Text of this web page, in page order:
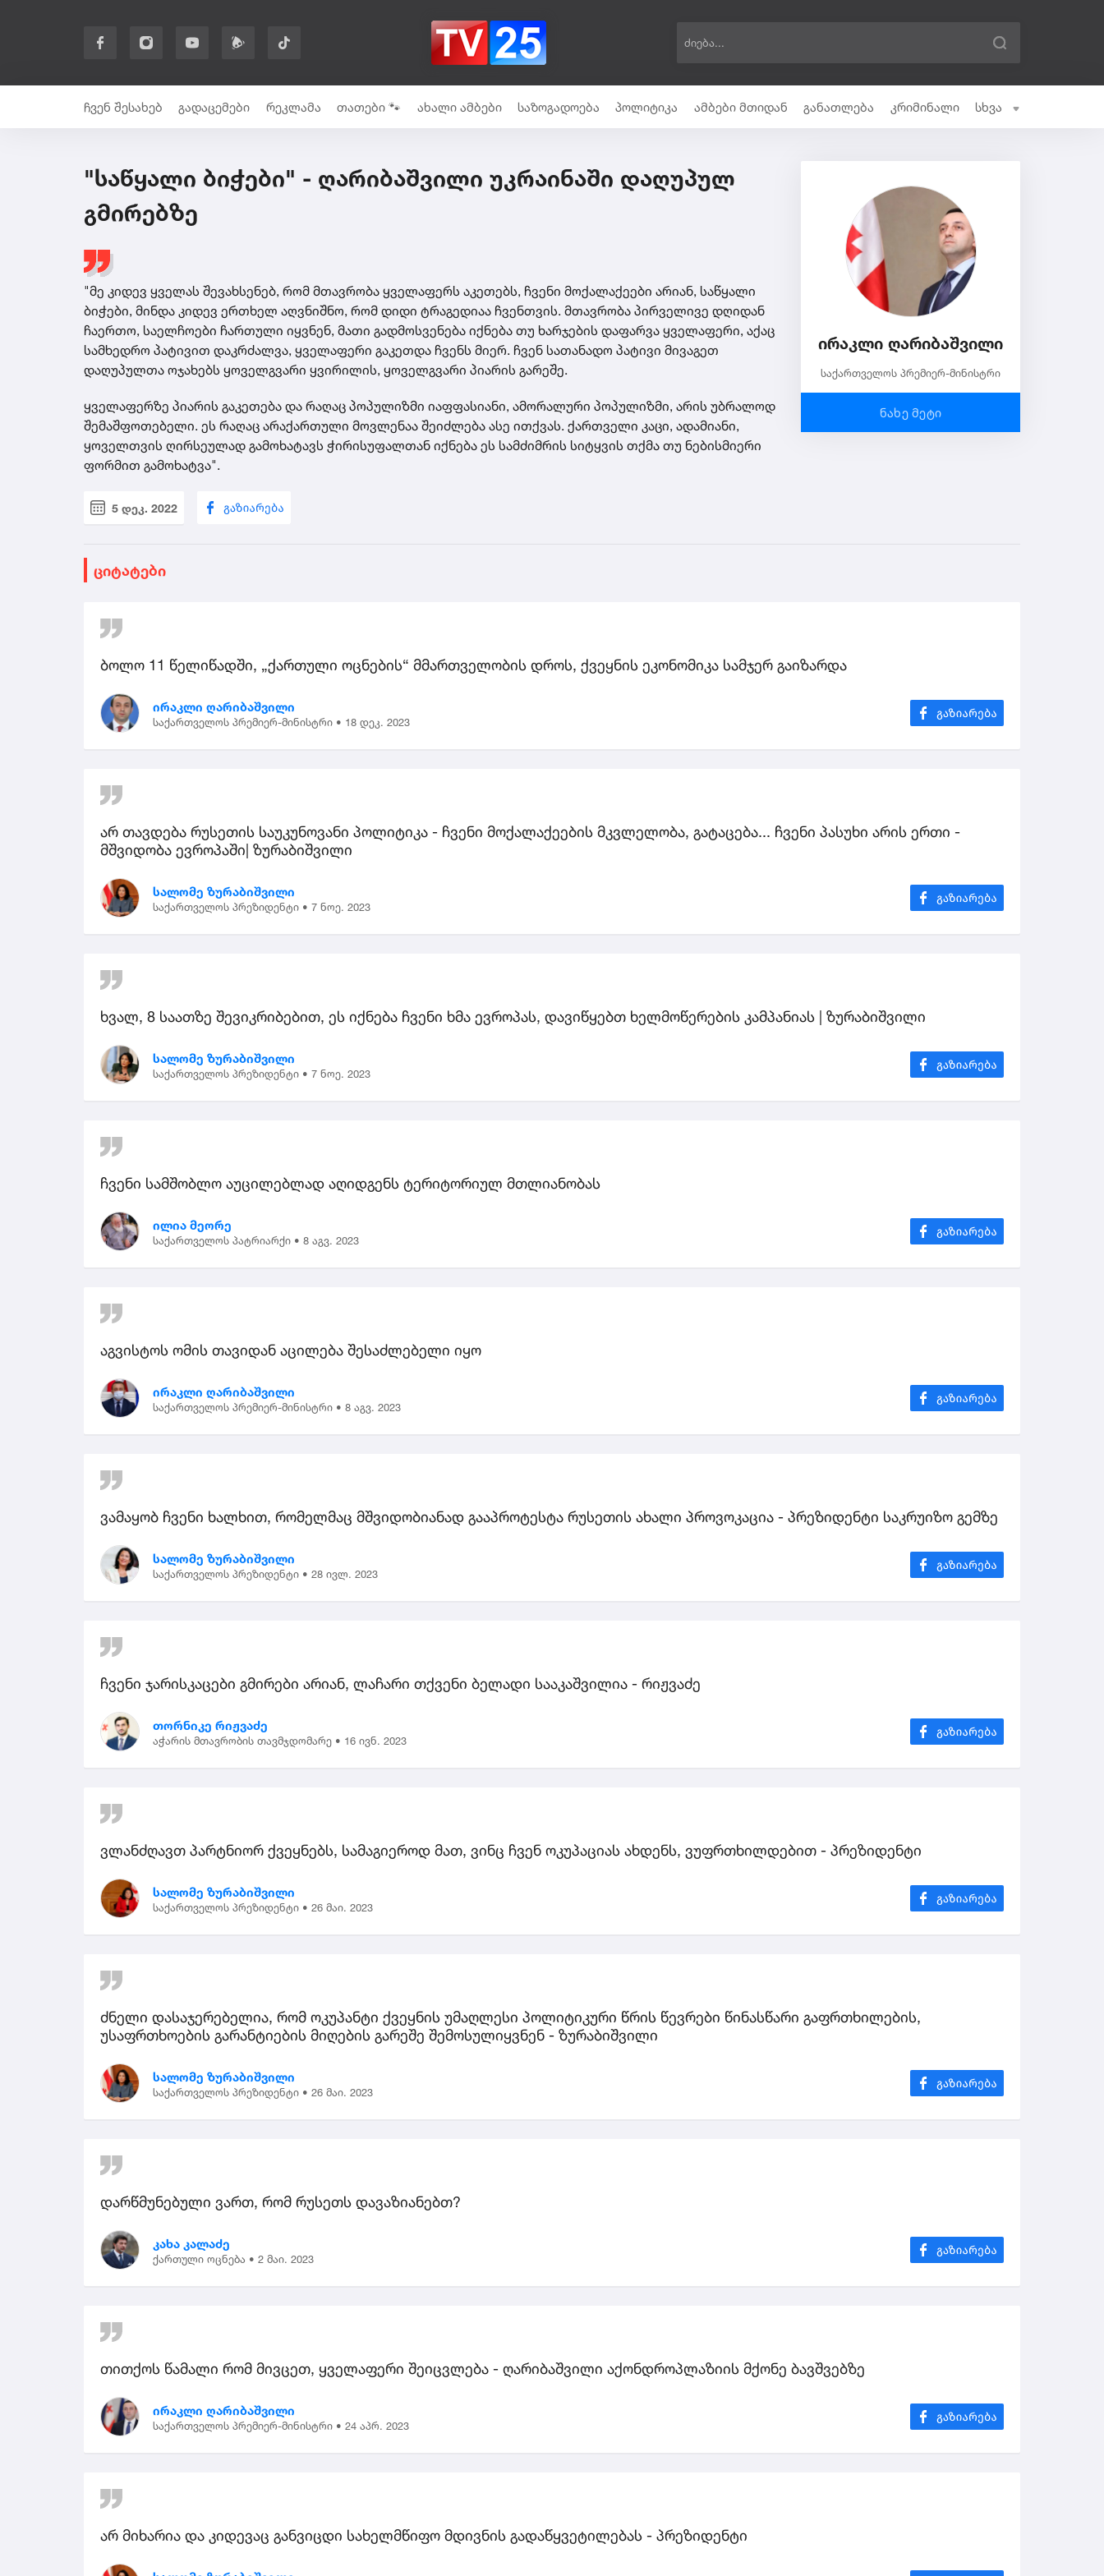
ჩვენ შესახებ გადაცემები რეკლამა თათები 🐾 ახალი ამბები საზოგადოება პოლიტიკა ამბები მთიდან განათლება კრიმინალი სხვა
"საწყალი ბიჭები" - ღარიბაშვილი უკრაინაში დაღუპულ
გმირებზე
"მე კიდევ ყველას შევახსენებ, რომ მთავრობა ყველაფერს აკეთებს, ჩვენი მოქალაქეები არიან, საწყალი
ბიჭები, მინდა კიდევ ერთხელ აღვნიშნო, რომ დიდი ტრაგედიაა ჩვენთვის. მთავრობა პირველივე დღიდან
ჩაერთო, საელჩოები ჩართული იყვნენ, მათი გადმოსვენება იქნება თუ ხარჯების დაფარვა ყველაფერი, აქაც
სამხედრო პატივით დაკრძალვა, ყველაფერი გაკეთდა ჩვენს მიერ. ჩვენ სათანადო პატივი მივაგეთ
დაღუპულთა ოჯახებს ყოველგვარი ყვირილის, ყოველგვარი პიარის გარეშე.
ყველაფერზე პიარის გაკეთება და რაღაც პოპულიზმი იაფფასიანი, ამორალური პოპულიზმი, არის უბრალოდ
შემაშფოთებელი. ეს რაღაც არაქართული მოვლენაა შეიძლება ასე ითქვას. ქართველი კაცი, ადამიანი,
ყოველთვის ღირსეულად გამოხატავს ჭირისუფალთან იქნება ეს სამძიმრის სიტყვის თქმა თუ ნებისმიერი
ფორმით გამოხატვა".
5 დეკ. 2022
ირაკლი ღარიბაშვილი
საქართველოს პრემიერ-მინისტრი
ნახე მეტი
ციტატები
ბოლო 11 წელიწადში, „ქართული ოცნების“ მმართველობის დროს, ქვეყნის ეკონომიკა სამჯერ გაიზარდა
ირაკლი ღარიბაშვილი
საქართველოს პრემიერ-მინისტრი • 18 დეკ. 2023
არ თავდება რუსეთის საუკუნოვანი პოლიტიკა - ჩვენი მოქალაქეების მკვლელობა, გატაცება... ჩვენი პასუხი არის ერთი -
მშვიდობა ევროპაში| ზურაბიშვილი
სალომე ზურაბიშვილი
საქართველოს პრეზიდენტი • 7 ნოე. 2023
ხვალ, 8 საათზე შევიკრიბებით, ეს იქნება ჩვენი ხმა ევროპას, დავიწყებთ ხელმოწერების კამპანიას | ზურაბიშვილი
სალომე ზურაბიშვილი
საქართველოს პრეზიდენტი • 7 ნოე. 2023
ჩვენი სამშობლო აუცილებლად აღიდგენს ტერიტორიულ მთლიანობას
ილია მეორე
საქართველოს პატრიარქი • 8 აგვ. 2023
აგვისტოს ომის თავიდან აცილება შესაძლებელი იყო
ირაკლი ღარიბაშვილი
საქართველოს პრემიერ-მინისტრი • 8 აგვ. 2023
ვამაყობ ჩვენი ხალხით, რომელმაც მშვიდობიანად გააპროტესტა რუსეთის ახალი პროვოკაცია - პრეზიდენტი საკრუიზო გემზე
სალომე ზურაბიშვილი
საქართველოს პრეზიდენტი • 28 ივლ. 2023
ჩვენი ჯარისკაცები გმირები არიან, ლაჩარი თქვენი ბელადი სააკაშვილია - რიჟვაძე
თორნიკე რიჟვაძე
აჭარის მთავრობის თავმჯდომარე • 16 ივნ. 2023
ვლანძღავთ პარტნიორ ქვეყნებს, სამაგიეროდ მათ, ვინც ჩვენ ოკუპაციას ახდენს, ვუფრთხილდებით - პრეზიდენტი
სალომე ზურაბიშვილი
საქართველოს პრეზიდენტი • 26 მაი. 2023
ძნელი დასაჯერებელია, რომ ოკუპანტი ქვეყნის უმაღლესი პოლიტიკური წრის წევრები წინასწარი გაფრთხილების,
უსაფრთხოების გარანტიების მიღების გარეშე შემოსულიყვნენ - ზურაბიშვილი
სალომე ზურაბიშვილი
საქართველოს პრეზიდენტი • 26 მაი. 2023
დარწმუნებული ვართ, რომ რუსეთს დავაზიანებთ?
კახა კალაძე
ქართული ოცნება • 2 მაი. 2023
თითქოს წამალი რომ მივცეთ, ყველაფერი შეიცვლება - ღარიბაშვილი აქონდროპლაზიის მქონე ბავშვებზე
ირაკლი ღარიბაშვილი
საქართველოს პრემიერ-მინისტრი • 24 აპრ. 2023
არ მიხარია და კიდევაც განვიცდი სახელმწიფო მდივნის გადაწყვეტილებას - პრეზიდენტი